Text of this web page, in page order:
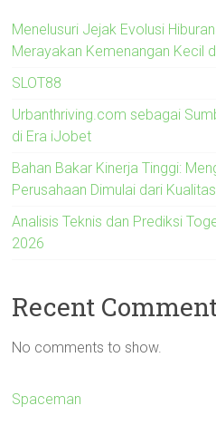
Menelusuri Jejak Evolusi
Merayakan Kemenangan Kecil
SLOT88
Urbanthriving.com sebagai
di Era iJobet
Bahan Bakar Kinerja Tinggi:
Perusahaan Dimulai dari Kualitas
Analisis Teknis dan Prediksi
2026
Recent
No comments to show.
Spaceman